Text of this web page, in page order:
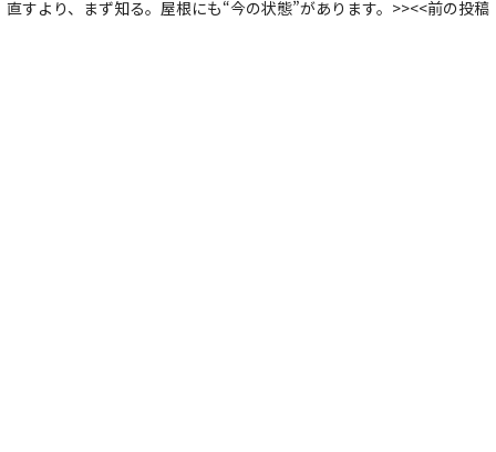
直すより、まず知る。屋根にも“今の状態”があります。 >><<前の投稿